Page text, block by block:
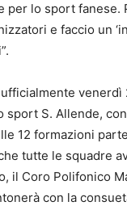
per lo sport fanese.
e faccio un
venerdì
sport S. Allende,
12 formazioni
tutte le squadre
il Coro Polifonico
con la